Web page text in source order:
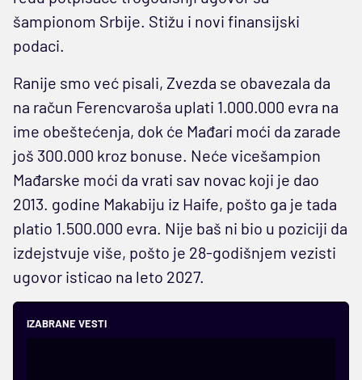
šampionom Srbije. Stižu i novi finansijski
podaci.
Ranije smo već pisali, Zvezda se obavezala da
na račun Ferencvaroša uplati 1.000.000 evra na
ime obeštećenja, dok će Mađari moći da zarade
još 300.000 kroz bonuse. Neće vicešampion
Mađarske moći da vrati sav novac koji je dao
2013. godine Makabiju iz Haife, pošto ga je tada
platio 1.500.000 evra. Nije baš ni bio u poziciji da
izdejstvuje više, pošto je 28-godišnjem vezisti
ugovor isticao na leto 2027.
IZABRANE VESTI